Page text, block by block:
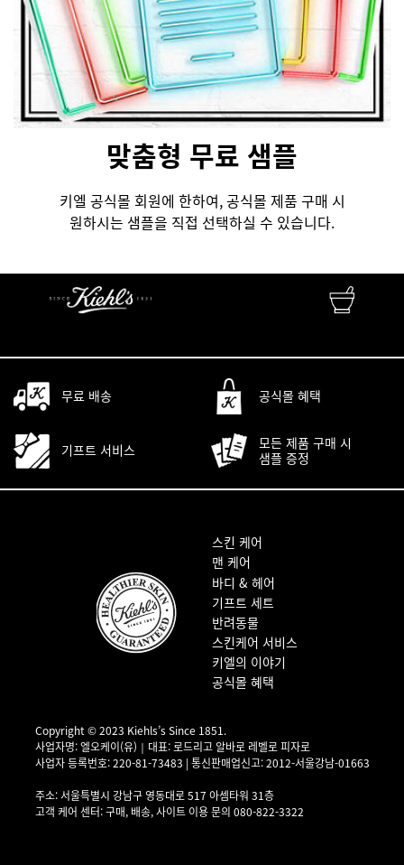
맞춤형 무료 샘플
키엘 공식몰 회원에 한하여, 공식몰 제품 구매 시
원하시는 샘플을 직접 선택하실 수 있습니다.
무료 배송 공식몰 혜택
기프트 서비스
모든 제품 구매 시
샘플 증정
스킨 케어
맨 케어
바디 & 헤어
기프트 세트
반려동물
스킨케어 서비스
키엘의 이야기
공식몰 혜택
Copyright © 2023 Kiehls’s Since 1851.
사업자명: 엘오케이(유)｜대표: 로드리고 알바로 레벨로 피자로
사업자 등록번호: 220-81-73483 | 통신판매업신고: 2012-서울강남-01663
주소: 서울특별시 강남구 영동대로 517 아셈타워 31층
고객 케어 센터: 구매, 배송, 사이트 이용 문의 080-822-3322